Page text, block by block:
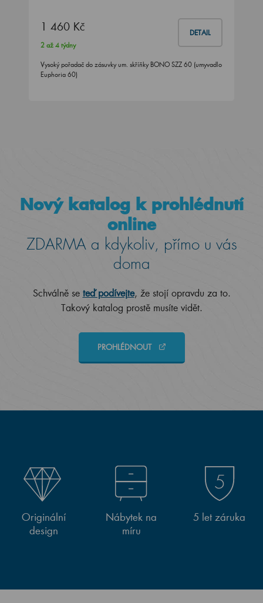
1 460 Kč DETAIL
2 až 4 týdny
Vysoký pořadač do zásuvky um. skříňky BONO SZZ 60 (umyvadlo
Euphoria 60)
Nový katalog k prohlédnutí
online
ZDARMA a kdykoliv, přímo u vás
doma
Schválně se teď podívejte, že stojí opravdu za to.
Takový katalog prostě musíte vidět.
PROHLÉDNOUT
Originální
design
Nábytek na
míru
5 let záruka